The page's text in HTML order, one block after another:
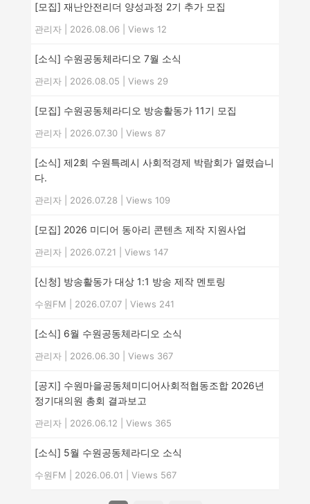
[모집] 재난안전리더 양성과정 2기 추가 모집
관리자 2026.08.06 Views 12
[소식] 수원공동체라디오 7월 소식
관리자 2026.08.05 Views 29
[모집] 수원공동체라디오 방송활동가 11기 모집
관리자 2026.07.30 Views 87
[소식] 제2회 수원특례시 사회적경제 박람회가 열렸습니
다.
관리자 2026.07.28 Views 109
[모집] 2026 미디어 동아리 콘텐츠 제작 지원사업
관리자 2026.07.21 Views 147
[신청] 방송활동가 대상 1:1 방송 제작 멘토링
수원FM 2026.07.07 Views 241
[소식] 6월 수원공동체라디오 소식
관리자 2026.06.30 Views 367
[공지] 수원마을공동체미디어사회적협동조합 2026년
정기대의원 총회 결과보고
관리자 2026.06.12 Views 365
[소식] 5월 수원공동체라디오 소식
수원FM 2026.06.01 Views 567